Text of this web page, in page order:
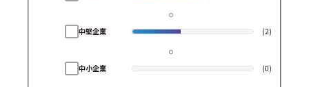
中堅企業 (2)
中小企業 (0)